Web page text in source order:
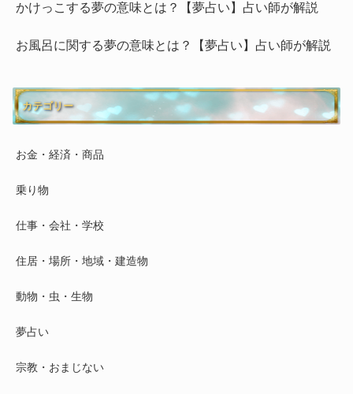
かけっこする夢の意味とは？【夢占い】占い師が解説
お風呂に関する夢の意味とは？【夢占い】占い師が解説
カテゴリー
お金・経済・商品
乗り物
仕事・会社・学校
住居・場所・地域・建造物
動物・虫・生物
夢占い
宗教・おまじない